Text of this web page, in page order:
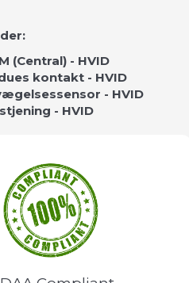
(Central) - HVID
kontakt - HVID
- HVID
- HVID